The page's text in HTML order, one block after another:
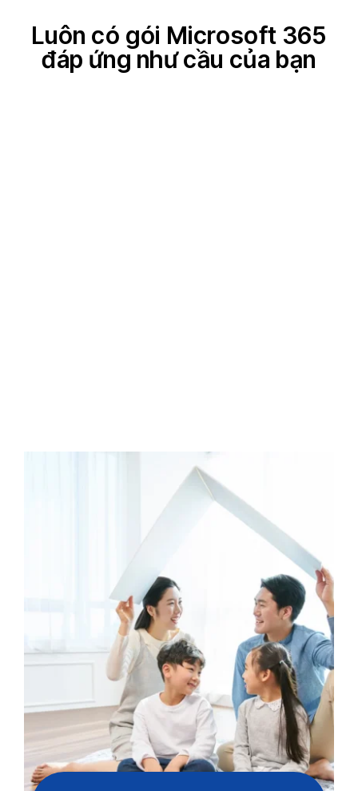
Luôn có gói Microsoft 365
đáp ứng như cầu của bạn